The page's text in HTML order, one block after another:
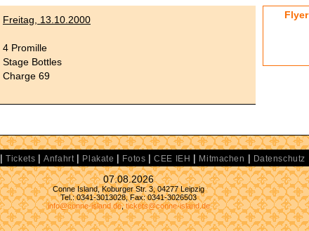
Flyer
Freitag, 13.10.2000
4 Promille
Stage Bottles
Charge 69
|Tickets |Anfahrt | Plakate | Fotos |CEE IEH | Mitmachen | Datenschutz
07.08.2026
Conne Island, Koburger Str. 3, 04277 Leipzig
Tel.: 0341-3013028, Fax: 0341-3026503
info@conne-island.de,tickets@conne-island.de